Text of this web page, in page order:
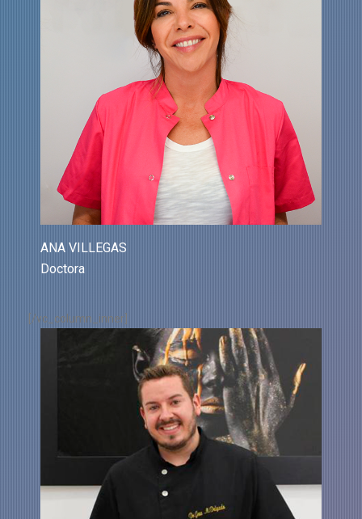
ANA VILLEGAS
Doctora
[/vc_column_inner]